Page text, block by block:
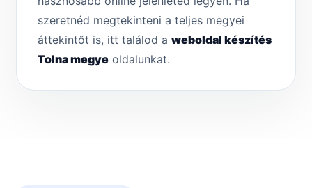
szeretnéd megtekinteni a teljes megyei
áttekintőt is, itt találod a weboldal készítés
Tolna megye oldalunkat.